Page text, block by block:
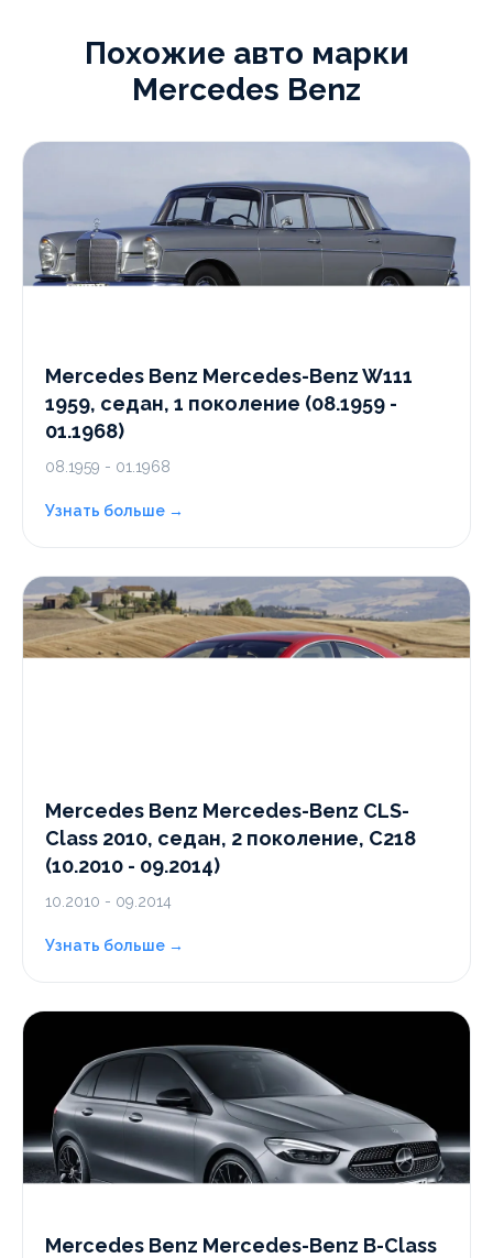
Похожие авто марки
Mercedes Benz
Mercedes Benz Mercedes-Benz W111
1959, седан, 1 поколение (08.1959 -
01.1968)
08.1959 - 01.1968
Узнать больше →
Mercedes Benz Mercedes-Benz CLS-
Class 2010, седан, 2 поколение, C218
(10.2010 - 09.2014)
10.2010 - 09.2014
Узнать больше →
Mercedes Benz Mercedes-Benz B-Class